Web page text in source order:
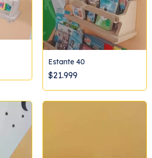
Estante 40
$21.999